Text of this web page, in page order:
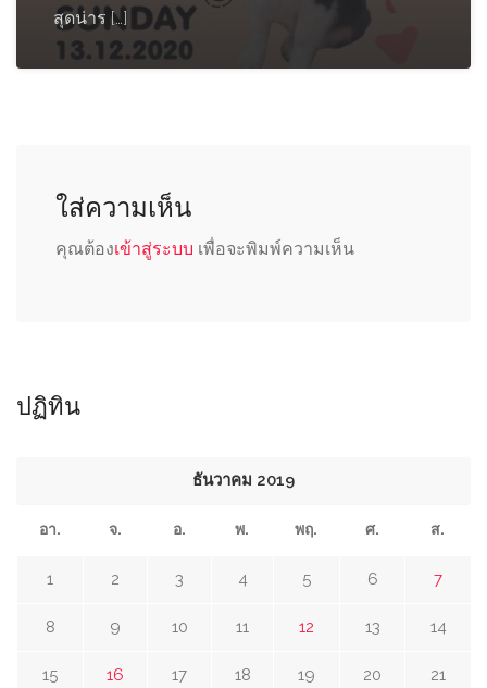
สุดน่าร […]
ใส่ความเห็น
คุณต้องเข้าสู่ระบบ เพื่อจะพิมพ์ความเห็น
ปฏิทิน
ธันวาคม 2019
อา. จ. อ. พ. พฤ. ศ. ส.
1 2 3 4 5 6 7
8 9 10 11 12 13 14
15 16 17 18 19 20 21